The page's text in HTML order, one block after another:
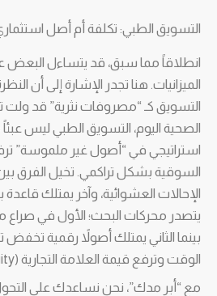
التسويق الطبي: تكلفة أم أصل
انطلاقاً مما سبق، قد يتساءل
الميزانيات. هنا تجدر الإشارة إلى أن
التسويق كـ “مصروفات نثرية” قد ولت
الصحية اليوم، التسويق الطبي ليس عبئاً
استراتيجي في “أصول غير ملموسة”
السوقية بشكل تراكمي. تخيل الفرق
الإحالات العشوائية، وآخر يمتلك
يتصدر محركات البحث؛ الأول في
بينما الثاني يمتلك أصولاً رقمية تخفض
الوقت وترفع قيمة العلامة التجارية (Brand Equity).
مع “أبر مدك”، نحن نساعدك على